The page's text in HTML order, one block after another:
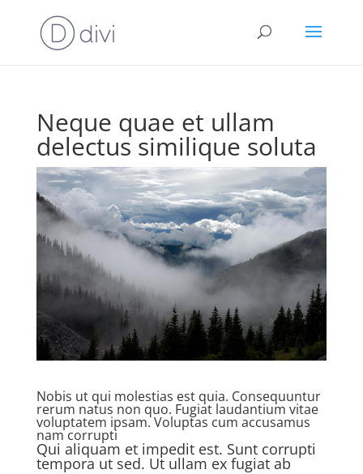
Neque quae et ullam
delectus similique soluta
Nobis ut qui molestias est quia. Consequuntur
rerum natus non quo. Fugiat laudantium vitae
voluptatem ipsam. Voluptas cum accusamus
nam corrupti
Qui aliquam et impedit est. Sunt corrupti
tempora ut sed. Ut ullam ex fugiat ab